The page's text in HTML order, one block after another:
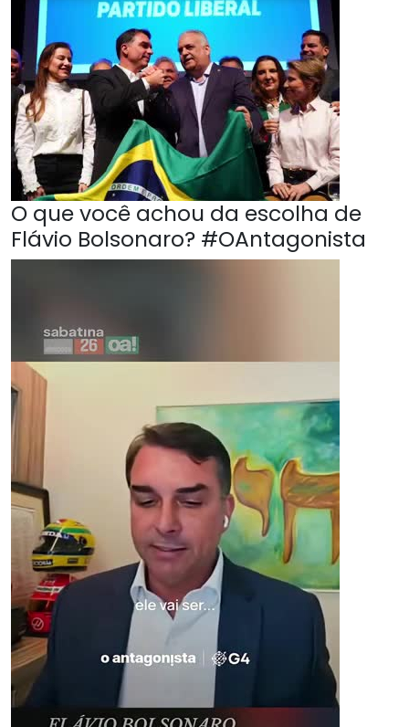
O que você achou da escolha de
Flávio Bolsonaro? #OAntagonista